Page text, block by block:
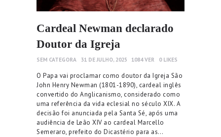
Cardeal Newman declarado
Doutor da Igreja
SEM CATEGORA 31 DE JULHO, 2025 1084VER 0 LIKES
O Papa vai proclamar como doutor da Igreja São
John Henry Newman (1801-1890), cardeal inglês
convertido do Anglicanismo, considerado como
uma referência da vida eclesial no século XIX. A
decisão foi anunciada pela Santa Sé, após uma
audiência de Leão XIV ao cardeal Marcello
Semeraro, prefeito do Dicastério para as…